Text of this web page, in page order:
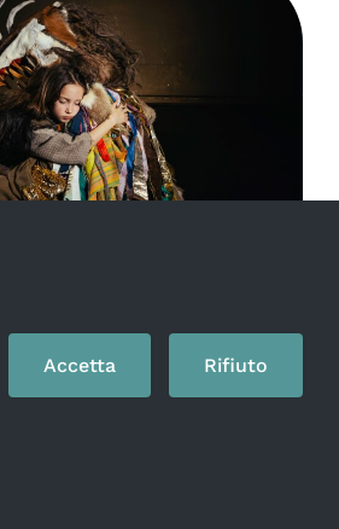
AL
REGIA
Accetta Rifiuto